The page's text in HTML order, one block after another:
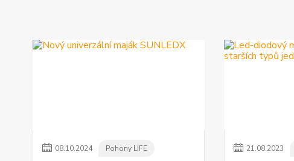
08.10.2024 Pohony LIFE 21.08.2023